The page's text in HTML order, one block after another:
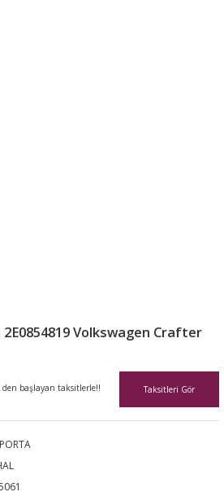
2E0854819 Volkswagen Crafter
den başlayan taksitlerle!! Taksitleri Gör